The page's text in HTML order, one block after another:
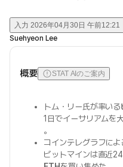
入力 2026年04月30日 午前12:21
Suehyeon Lee
概要 STAT AIのご案内
トム・リー氏が率いる
1日でイーサリアムを
。
コインテレグラフによ
ビットマインは直近